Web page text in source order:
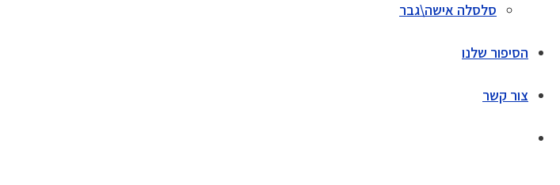
סלסלה אישה\גבר
הסיפור שלנו
צור קשר